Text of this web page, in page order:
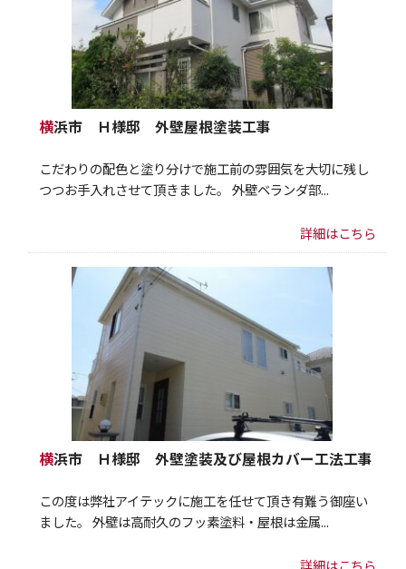
横浜市 Ｈ様邸 外壁屋根塗装工事
こだわりの配色と塗り分けで施工前の雰囲気を大切に残し
つつお手入れさせて頂きました。 外壁ベランダ部...
詳細はこちら
横浜市 Ｈ様邸 外壁塗装及び屋根カバー工法工事
この度は弊社アイテックに施工を任せて頂き有難う御座い
ました。 外壁は高耐久のフッ素塗料・屋根は金属...
詳細はこちら